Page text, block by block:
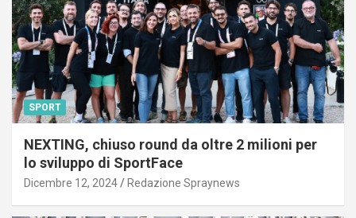
SPORT
NEXTING, chiuso round da oltre 2 milioni per
lo sviluppo di SportFace
Dicembre 12, 2024 Redazione Spraynews